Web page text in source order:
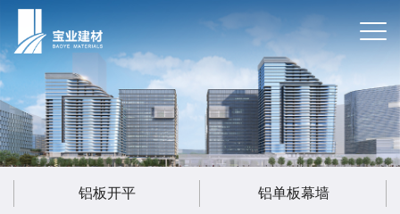
铝板开平 铝单板幕墙